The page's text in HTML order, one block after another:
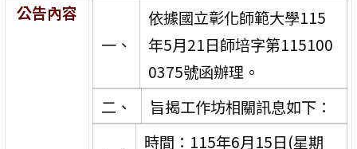
公告內容
一、
依據國立彰化師範大學115
年5月21日師培字第115100
0375號函辦理。
二、
旨揭工作坊相關訊息如下：
時間：115年6月15日(星期